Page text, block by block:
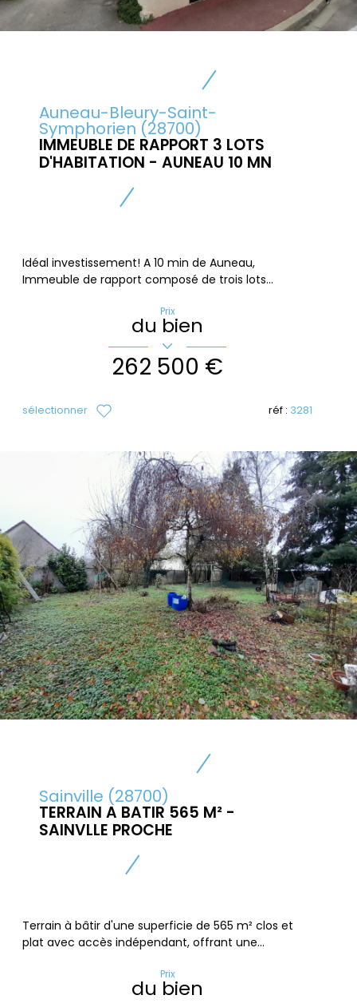
Auneau-Bleury-Saint-
Symphorien (28700)
IMMEUBLE DE RAPPORT 3 LOTS
D'HABITATION - AUNEAU 10 MN
Idéal investissement! A 10 min de Auneau,
Immeuble de rapport composé de trois lots...
Prix
du bien
262 500 €
sélectionner réf : 3281
Sainville (28700)
TERRAIN A BATIR 565 M² -
SAINVLLE PROCHE
Terrain à bâtir d'une superficie de 565 m² clos et
plat avec accès indépendant, offrant une...
Prix
du bien